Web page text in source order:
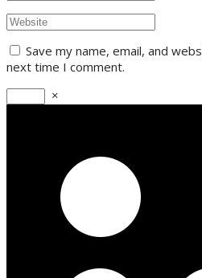
Save my name, email, and
next time I comment.
×